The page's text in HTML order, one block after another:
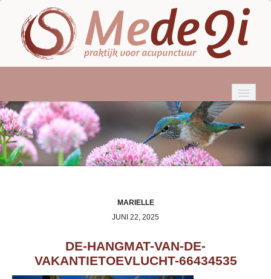
HOME
WIE BEN IK?
ACUPUNCTUUR
TARIEVEN & VERGOEDINGEN
ACTUEEL
MARIELLE
JUNI 22, 2025
DE-HANGMAT-VAN-DE-
VAKANTIETOEVLUCHT-66434535